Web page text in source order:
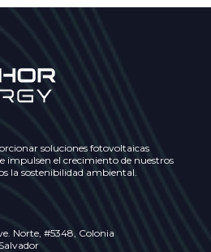
soluciones fotovoltaicas
impulsen el crecimiento de nuestros
la sostenibilidad ambiental.
Norte, #5348, Colonia